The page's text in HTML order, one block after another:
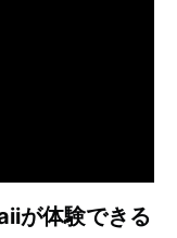
が体験できる